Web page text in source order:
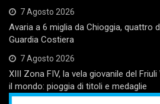
7 Agosto 2026
Avaria a 6 miglia da Chioggia, quattro
Guardia Costiera
7 Agosto 2026
XIII Zona FIV, la vela giovanile del
il mondo: pioggia di titoli e medaglie